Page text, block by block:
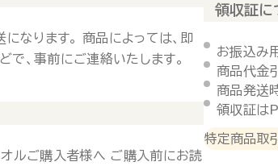
なります。 商品によっては、即
で、事前にご連絡いたします。
ルご購入者様へ ご購入前にお読
領収証に
お振込み
商品代金
商品発送
領収証は
特定商品取